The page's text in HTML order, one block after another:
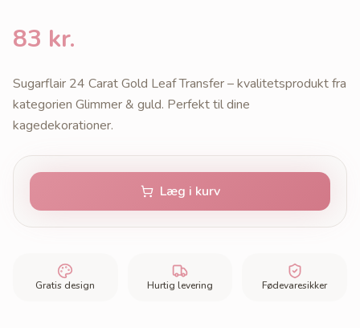
83 kr.
Sugarflair 24 Carat Gold Leaf Transfer – kvalitetsprodukt fra
kategorien Glimmer & guld. Perfekt til dine
kagedekorationer.
Læg i kurv
Gratis design Hurtig levering Fødevaresikker